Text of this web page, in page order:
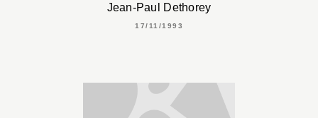
Jean-Paul Dethorey
17/11/1993